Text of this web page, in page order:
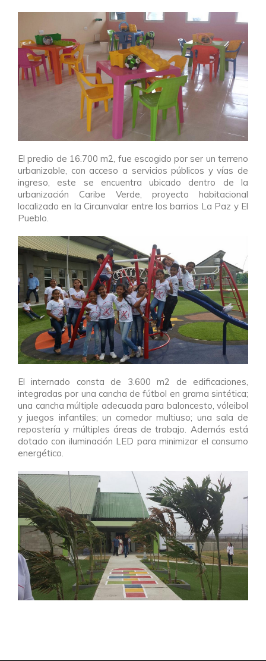
El predio de 16.700 m2, fue escogido por ser un terreno
urbanizable, con acceso a servicios públicos y vías de
ingreso, este se encuentra ubicado dentro de la
urbanización Caribe Verde, proyecto habitacional
localizado en la Circunvalar entre los barrios La Paz y El
Pueblo.
El internado consta de 3.600 m2 de edificaciones,
integradas por una cancha de fútbol en grama sintética;
una cancha múltiple adecuada para baloncesto, vóleibol
y juegos infantiles; un comedor multiuso; una sala de
repostería y múltiples áreas de trabajo. Además está
dotado con iluminación LED para minimizar el consumo
energético.